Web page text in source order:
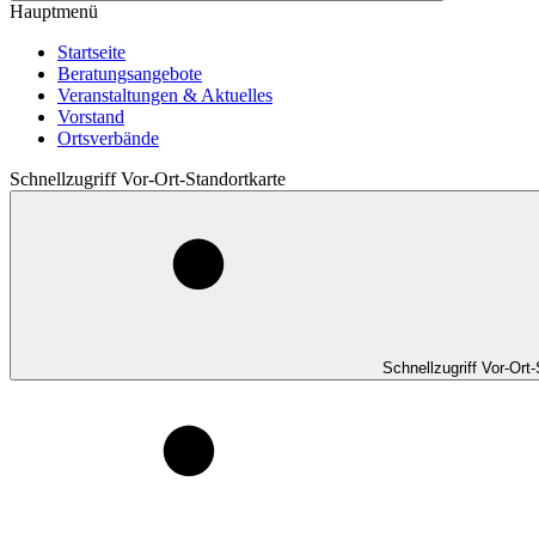
Hauptmenü
Startseite
Beratungsangebote
Veranstaltungen & Aktuelles
Vorstand
Ortsverbände
Schnellzugriff Vor-Ort-Standortkarte
Schnellzugriff Vor-